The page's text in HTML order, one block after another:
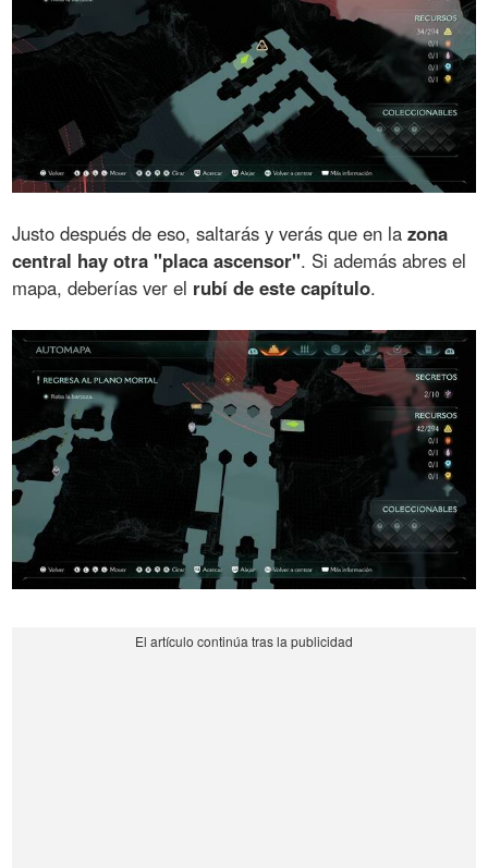
Justo después de eso, saltarás y verás que en lazona
central hay otra "placa ascensor". Si además abres el
mapa, deberías ver el rubí de este capítulo.